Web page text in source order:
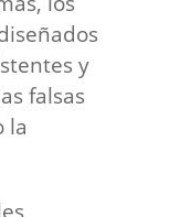
y
falsas
la